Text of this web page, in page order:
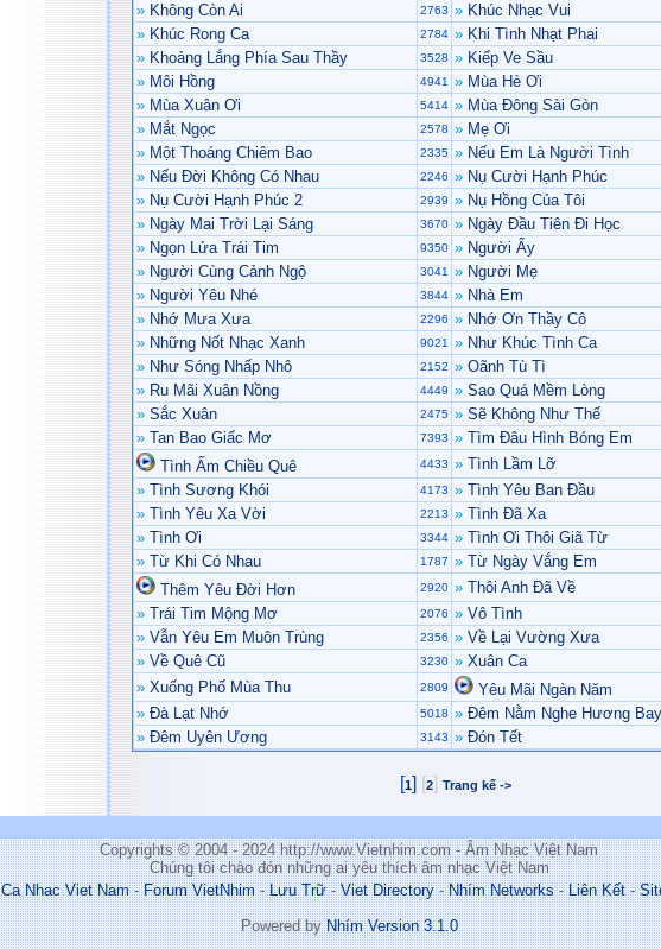
» Không Còn Ai 2763 » Khúc Nhạc Vui
» Khúc Rong Ca 2784 » Khi Tình Nhạt Phai
» Khoảng Lắng Phía Sau Thầy 3528 » Kiếp Ve Sầu
» Môi Hồng 4941 » Mùa Hè Ơi
» Mùa Xuân Ơi 5414 » Mùa Đông Sài Gòn
» Mắt Ngọc 2578 » Mẹ Ơi
» Một Thoáng Chiêm Bao 2335 » Nếu Em Là Người Tình
» Nếu Đời Không Có Nhau 2246 » Nụ Cười Hạnh Phúc
» Nụ Cười Hạnh Phúc 2 2939 » Nụ Hồng Của Tôi
» Ngày Mai Trời Lại Sáng 3670 » Ngày Đầu Tiên Đi Học
» Ngọn Lửa Trái Tim 9350 » Người Ấy
» Người Cùng Cảnh Ngộ 3041 » Người Mẹ
» Người Yêu Nhé 3844 » Nhà Em
» Nhớ Mưa Xưa 2296 » Nhớ Ơn Thầy Cô
» Những Nốt Nhạc Xanh 9021 » Như Khúc Tình Ca
» Như Sóng Nhấp Nhô 2152 » Oãnh Tù Tì
» Ru Mãi Xuân Nồng 4449 » Sao Quá Mềm Lòng
» Sắc Xuân 2475 » Sẽ Không Như Thế
» Tan Bao Giấc Mơ 7393 » Tìm Đâu Hình Bóng Em
Tình Ấm Chiều Quê 4433 » Tình Lầm Lỡ
» Tình Sương Khói 4173 » Tình Yêu Ban Đầu
» Tình Yêu Xa Vời 2213 » Tình Đã Xa
» Tình Ơi 3344 » Tình Ơi Thôi Giã Từ
» Từ Khi Có Nhau 1787 » Từ Ngày Vắng Em
Thêm Yêu Đời Hơn 2920 » Thôi Anh Đã Về
» Trái Tim Mộng Mơ 2076 » Vô Tình
» Vẫn Yêu Em Muôn Trùng 2356 » Về Lại Vường Xưa
» Về Quê Cũ 3230 » Xuân Ca
» Xuống Phố Mùa Thu 2809 Yêu Mãi Ngàn Năm
» Đà Lạt Nhớ 5018 » Đêm Nằm Nghe Hương Bay
» Đêm Uyên Ương 3143 » Đón Tết
[1] [2] Trang kế ->
Copyrights © 2004 - 2024 http://www.Vietnhim.com - Âm Nhạc Việt Nam
Chúng tôi chào đón những ai yêu thích âm nhạc Việt Nam
Ca Nhac Viet Nam-Forum VietNhim-Lưu Trữ-Viet Directory-Nhím Networks-Liên Kết-
Powered byNhím Version 3.1.0